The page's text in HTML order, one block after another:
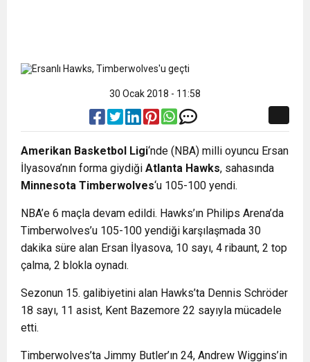
30 Ocak 2018 - 11:58
Amerikan Basketbol Ligi‘nde (NBA) milli oyuncu Ersan
İlyasova’nın forma giydiği Atlanta Hawks, sahasında
Minnesota Timberwolves‘u 105-100 yendi.
NBA’e 6 maçla devam edildi. Hawks’ın Philips Arena’da
Timberwolves’u 105-100 yendiği karşılaşmada 30
dakika süre alan Ersan İlyasova, 10 sayı, 4 ribaunt, 2 top
çalma, 2 blokla oynadı.
Sezonun 15. galibiyetini alan Hawks’ta Dennis Schröder
18 sayı, 11 asist, Kent Bazemore 22 sayıyla mücadele
etti.
Timberwolves’ta Jimmy Butler’ın 24, Andrew Wiggins’in